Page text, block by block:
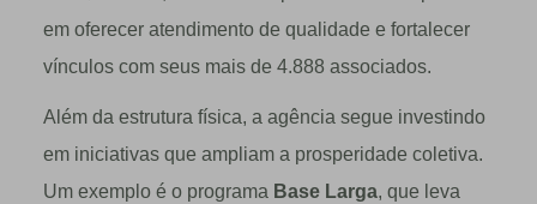
em oferecer atendimento de qualidade e fortalecer
vínculos com seus mais de 4.888 associados.
Além da estrutura física, a agência segue investindo
em iniciativas que ampliam a prosperidade coletiva.
Um exemplo é o programa Base Larga, que leva